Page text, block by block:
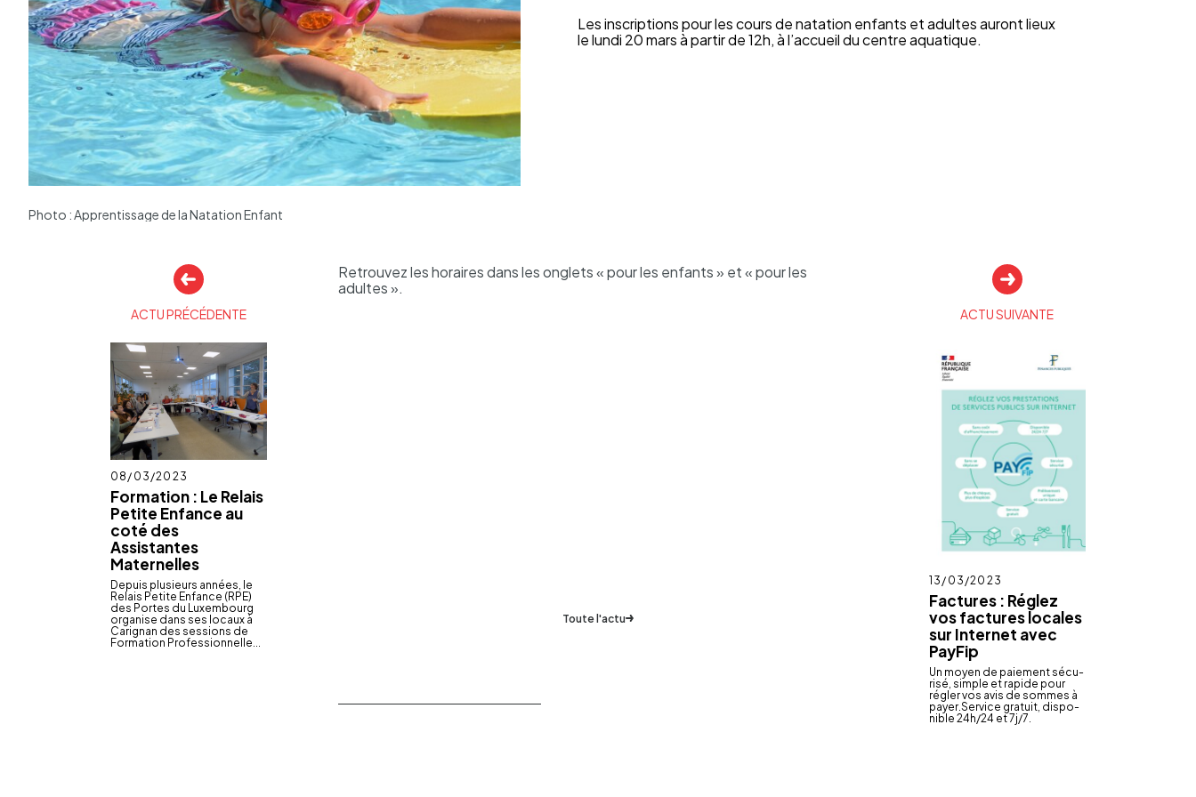
Les inscrip­tions pour les cours de nata­tion enfants et adultes auront lieux
le lundi 20 mars à partir de 12h, à l’ac­cueil du centre aqua­tique.
Photo : Apprentissage de la Natation Enfant
Retrou­vez les horaires dans les onglets « pour les enfants » et « pour les
adultes ».
Toute l'actu
Autres
actualités
ACTU PRÉCÉDENTE
Formation : Le Relais
Petite Enfance au
coté des
Assistantes
Maternelles
Publié
le
08/03/2023
Depuis plusieurs années, le
Relais Petite Enfance (RPE)
des Portes du Luxem­bourg
orga­nise dans ses locaux à
Cari­gnan des sessions de
Forma­tion Profes­sion­nelle...
ACTU SUIVANTE
Factures : Réglez
vos factures locales
sur Internet avec
PayFip
Publié
13/03/2023
Un moyen de paie­ment sécu­
risé, simple et rapide pour
régler vos avis de sommes à
payer.Service gratuit, dispo­
nible 24h/24 et 7j/7.